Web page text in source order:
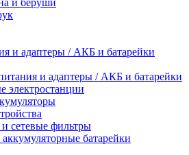
и беруши
и адаптеры / АКБ и батарейки
и адаптеры / АКБ и батарейки
электростанции
сетевые фильтры
батарейки